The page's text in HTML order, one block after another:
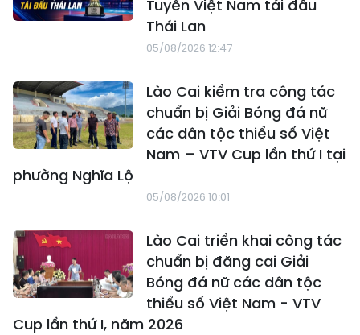
Tuyển Việt Nam tái đấu
Thái Lan
05/08/2026 12:47
Lào Cai kiểm tra công tác
chuẩn bị Giải Bóng đá nữ
các dân tộc thiểu số Việt
Nam – VTV Cup lần thứ I tại
phường Nghĩa Lộ
05/08/2026 10:01
Lào Cai triển khai công tác
chuẩn bị đăng cai Giải
Bóng đá nữ các dân tộc
thiểu số Việt Nam - VTV
Cup lần thứ I, năm 2026